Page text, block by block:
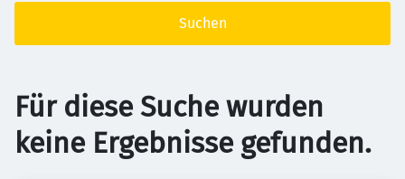
Suchen
Für diese Suche wurden
keine Ergebnisse gefunden.